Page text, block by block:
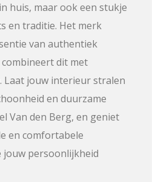
huis, maar ook een stukje
en traditie. Het merk
van authentiek
dit met
Laat jouw interieur stralen
en duurzame
Van den Berg, en geniet
en comfortabele
jouw persoonlijkheid